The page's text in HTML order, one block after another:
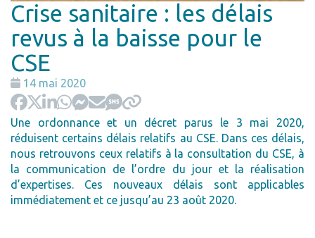
Crise sanitaire : les délais
revus à la baisse pour le
CSE
Date
:
14 mai 2020
Une ordonnance et un décret parus le 3 mai 2020,
réduisent certains délais relatifs au CSE. Dans ces délais,
nous retrouvons ceux relatifs à la consultation du CSE, à
la communication de l’ordre du jour et la réalisation
d’expertises. Ces nouveaux délais sont applicables
immédiatement et ce jusqu’au 23 août 2020.